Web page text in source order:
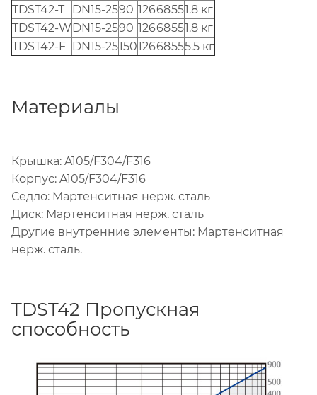
TDST42-T DN15-2590 12668551.8 кг
TDST42-WDN15-2590 12668551.8 кг
TDST42-F DN15-2515012668555.5 кг
Maтериалы
Крышка: A105/F304/F316
Корпус: A105/F304/F316
Седло: Maртенситная нерж. сталь
Диск: Maртенситная нерж. сталь
Другие внутренние элементы: Maртенситная
нерж. сталь.
TDST42 Пропускная
способность